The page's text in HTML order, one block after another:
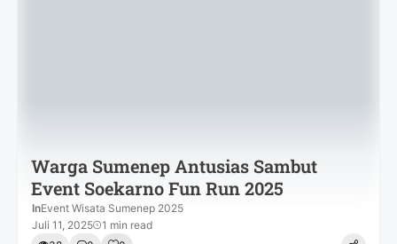
Warga Sumenep Antusias Sambut
Event Soekarno Fun Run 2025
InEvent Wisata Sumenep 2025
Juli 11, 2025
1 min read